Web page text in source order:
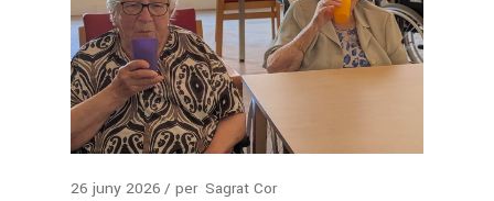
26 juny 2026 per Sagrat Cor